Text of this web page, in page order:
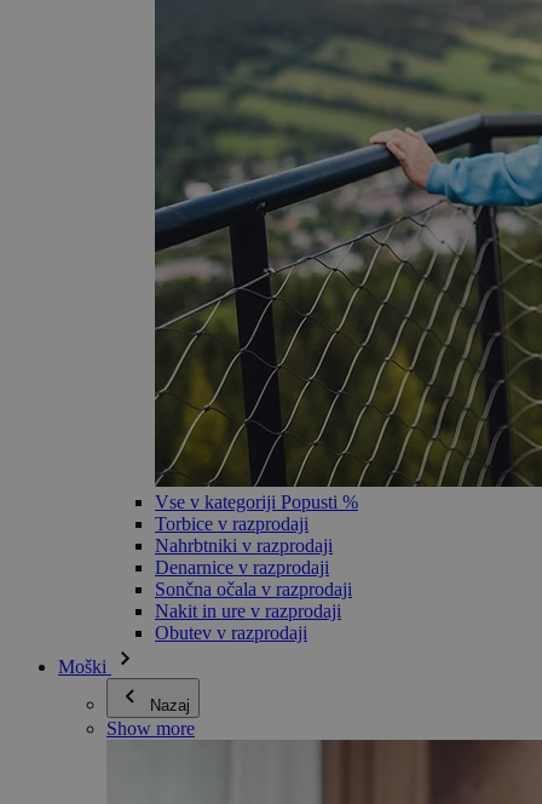
Vse v kategoriji Popusti %
Torbice v razprodaji
Nahrbtniki v razprodaji
Denarnice v razprodaji
Sončna očala v razprodaji
Nakit in ure v razprodaji
Obutev v razprodaji
Moški
Nazaj
Show more